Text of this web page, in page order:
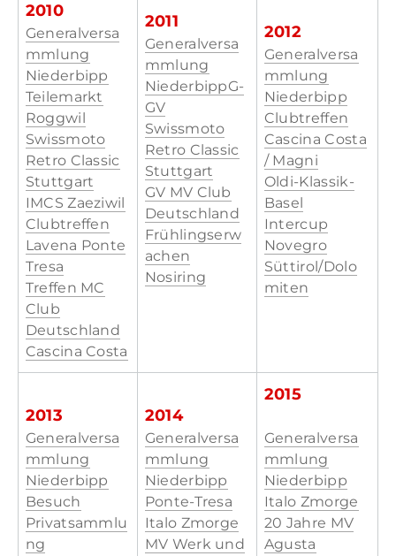
2010
Generalversa
mmlung
Niederbipp
Teilemarkt
Roggwil
Swissmoto
Retro Classic
Stuttgart
IMCS Zaeziwil
Clubtreffen
Lavena Ponte
Tresa
Treffen MC
Club
Deutschland
Cascina Costa​
2011
Generalversa
mmlung
NiederbippG-
GV
Swissmoto
Retro Classic
Stuttgart
GV MV Club
Deutschland
Frühlingserw
achen
Nosiring
2012
Generalversa
mmlung
Niederbipp
Clubtreffen
Cascina Costa
/ Magni
Oldi-Klassik-
Basel
Intercup
Novegro
Süttirol/Dolo
miten
2013
Generalversa
mmlung
Niederbipp
Besuch
Privatsammlu
ng
2014
Generalversa
mmlung
Niederbipp
Ponte-Tresa
Italo Zmorge
MV Werk und
2015
Generalversa
mmlung
Niederbipp
Italo Zmorge
20 Jahre MV
Agusta